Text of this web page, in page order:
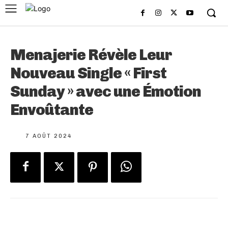
Menajerie Révèle Leur
Nouveau Single « First
Sunday » avec une Émotion
Envoûtante
7 AOÛT 2024